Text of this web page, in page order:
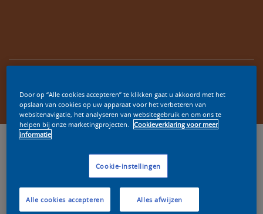
Zoek een product in deze kleur
ATL Sierra A6
Door op “Alle cookies accepteren” te klikken gaat u akkoord met het
opslaan van cookies op uw apparaat voor het verbeteren van
websitenavigatie, het analyseren van websitegebruik en om ons te
helpen bij onze marketingprojecten.
Cookieverklaring voor meer
informatie
Cookie-instellingen
Alles afwijzen
Alle cookies accepteren